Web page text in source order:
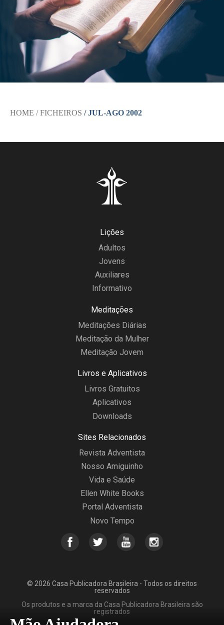
HOME / FICHEIROS / JUL-AGO 2002
Lições
Adultos
Jovens
Auxiliares
Informativo
Meditações
Meditações Diárias
Meditação da Mulher
Meditação Jovem
Livros e Aplicativos
Livros Gratuitos
Aplicativos
Downloads
Sites Relacionados
Revista Adventista
Nosso Amiguinho
Vida e Saúde
Ellen White Books
Portal Adventista
Novo Tempo
© 2026 Casa Publicadora Brasileira - Todos os direitos
reservados
Os produtos e a marca da Casa Publicadora Brasileira são
registrados